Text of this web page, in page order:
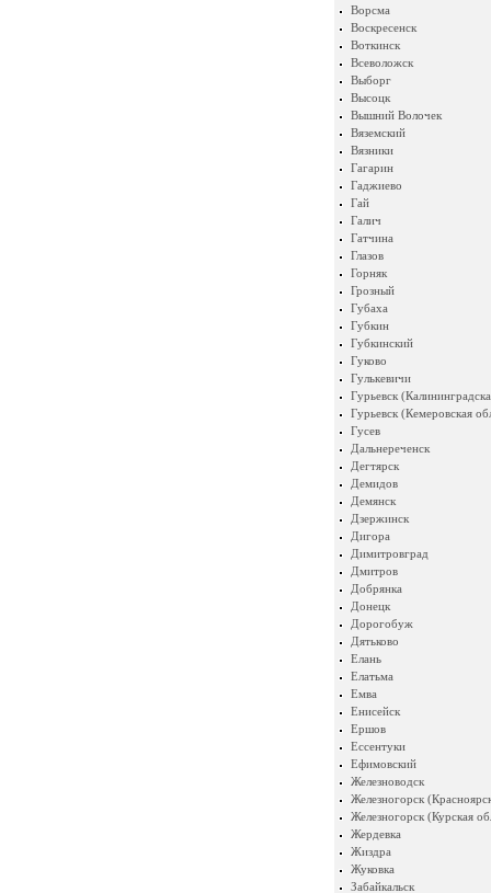
Ворсма
Воскресенск
Воткинск
Всеволожск
Выборг
Высоцк
Вышний Волочек
Вяземский
Вязники
Гагарин
Гаджиево
Гай
Галич
Гатчина
Глазов
Горняк
Грозный
Губаха
Губкин
Губкинский
Гуково
Гулькевичи
Гурьевск
Гурьевск (Кемеровская
Гусев
Дальнереченск
Дегтярск
Демидов
Демянск
Дзержинск
Дигора
Димитровград
Дмитров
Добрянка
Донецк
Дорогобуж
Дятьково
Елань
Елатьма
Емва
Енисейск
Ершов
Ессентуки
Ефимовский
Железноводск
Железногорск
Железногорск (Курская
Жердевка
Жиздра
Жуковка
Забайкальск